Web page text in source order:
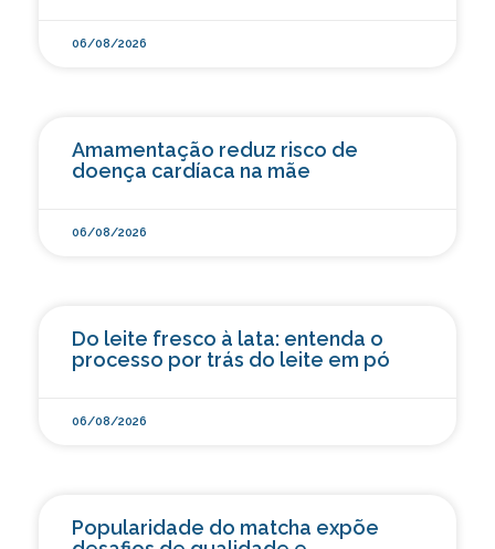
06/08/2026
Amamentação reduz risco de
doença cardíaca na mãe
06/08/2026
Do leite fresco à lata: entenda o
processo por trás do leite em pó
06/08/2026
Popularidade do matcha expõe